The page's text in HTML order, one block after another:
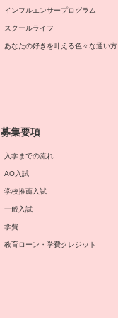
インフルエンサープログラム
スクールライフ
あなたの好きを叶える⾊々な通い⽅
募集要項
入学までの流れ
AO入試
学校推薦入試
一般入試
学費
教育ローン・学費クレジット